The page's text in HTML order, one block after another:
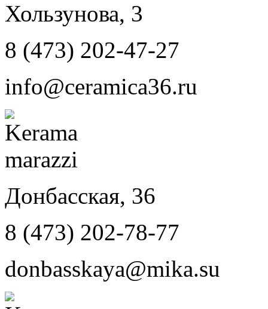
Хользунова, 3
8 (473) 202-47-27
info@ceramica36.ru
Донбасская, 36
8 (473) 202-78-77
donbasskaya@mika.su